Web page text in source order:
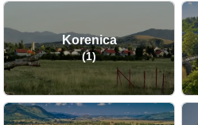
Korenica
(1)